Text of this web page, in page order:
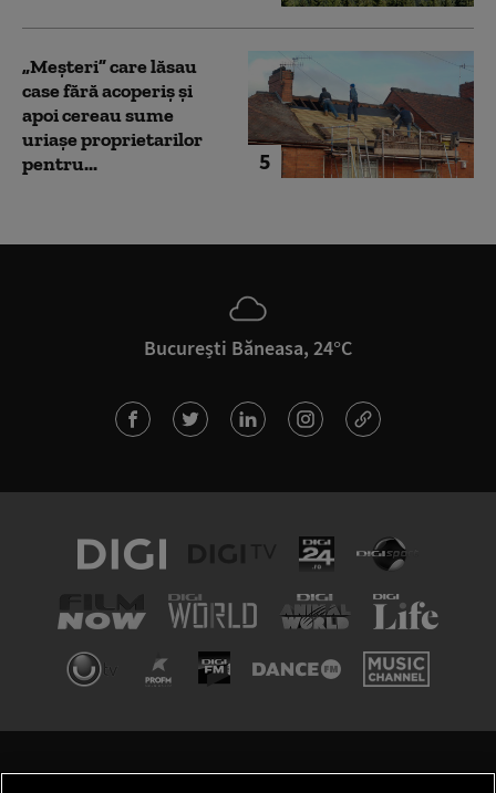
5
„Meșteri” care lăsau
case fără acoperiș și
apoi cereau sume
uriașe proprietarilor
pentru...
București Băneasa, 24°C